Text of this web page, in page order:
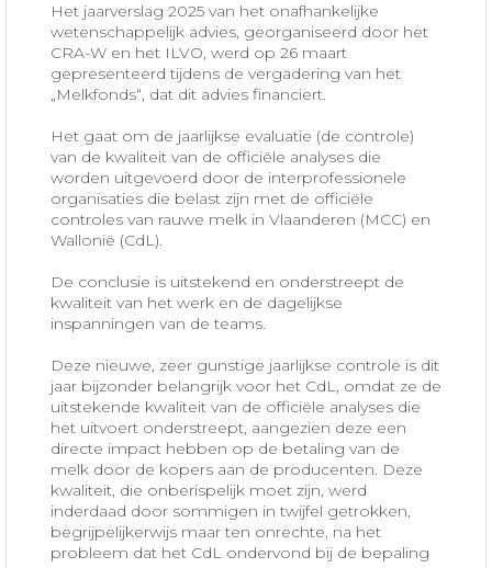
Het jaarverslag 2025 van het onafhankelijke
wetenschappelijk advies, georganiseerd door het
CRA-W en het ILVO, werd op 26 maart
gepresenteerd tijdens de vergadering van het
„Melkfonds“, dat dit advies financiert.
Het gaat om de jaarlijkse evaluatie (de controle)
van de kwaliteit van de officiële analyses die
worden uitgevoerd door de interprofessionele
organisaties die belast zijn met de officiële
controles van rauwe melk in Vlaanderen (MCC) en
Wallonië (CdL).
De conclusie is uitstekend en onderstreept de
kwaliteit van het werk en de dagelijkse
inspanningen van de teams.
Deze nieuwe, zeer gunstige jaarlijkse controle is dit
jaar bijzonder belangrijk voor het CdL, omdat ze de
uitstekende kwaliteit van de officiële analyses die
het uitvoert onderstreept, aangezien deze een
directe impact hebben op de betaling van de
melk door de kopers aan de producenten. Deze
kwaliteit, die onberispelijk moet zijn, werd
inderdaad door sommigen in twijfel getrokken,
begrijpelijkerwijs maar ten onrechte, na het
probleem dat het CdL ondervond bij de bepaling